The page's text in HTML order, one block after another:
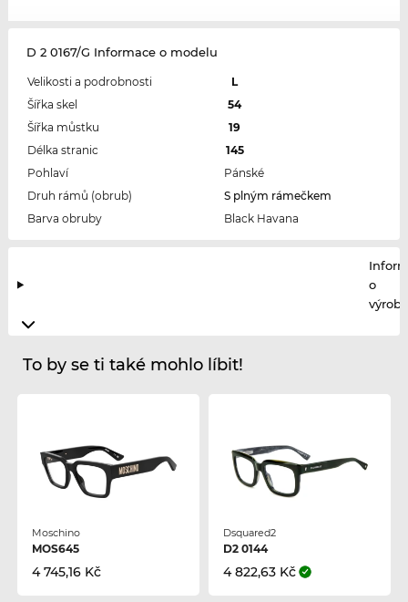
D 2 0167/G Informace o modelu
Velikosti a podrobnosti
L
Šířka skel
54
Šířka můstku
19
Délka stranic
145
Pohlaví
Pánské
Druh rámů (obrub)
S plným rámečkem
Barva obruby
Black Havana
o
To by se ti také mohlo líbit!
Moschino
MOS645
4 745,16 Kč
Dsquared2
D2 0144
4 822,63 Kč